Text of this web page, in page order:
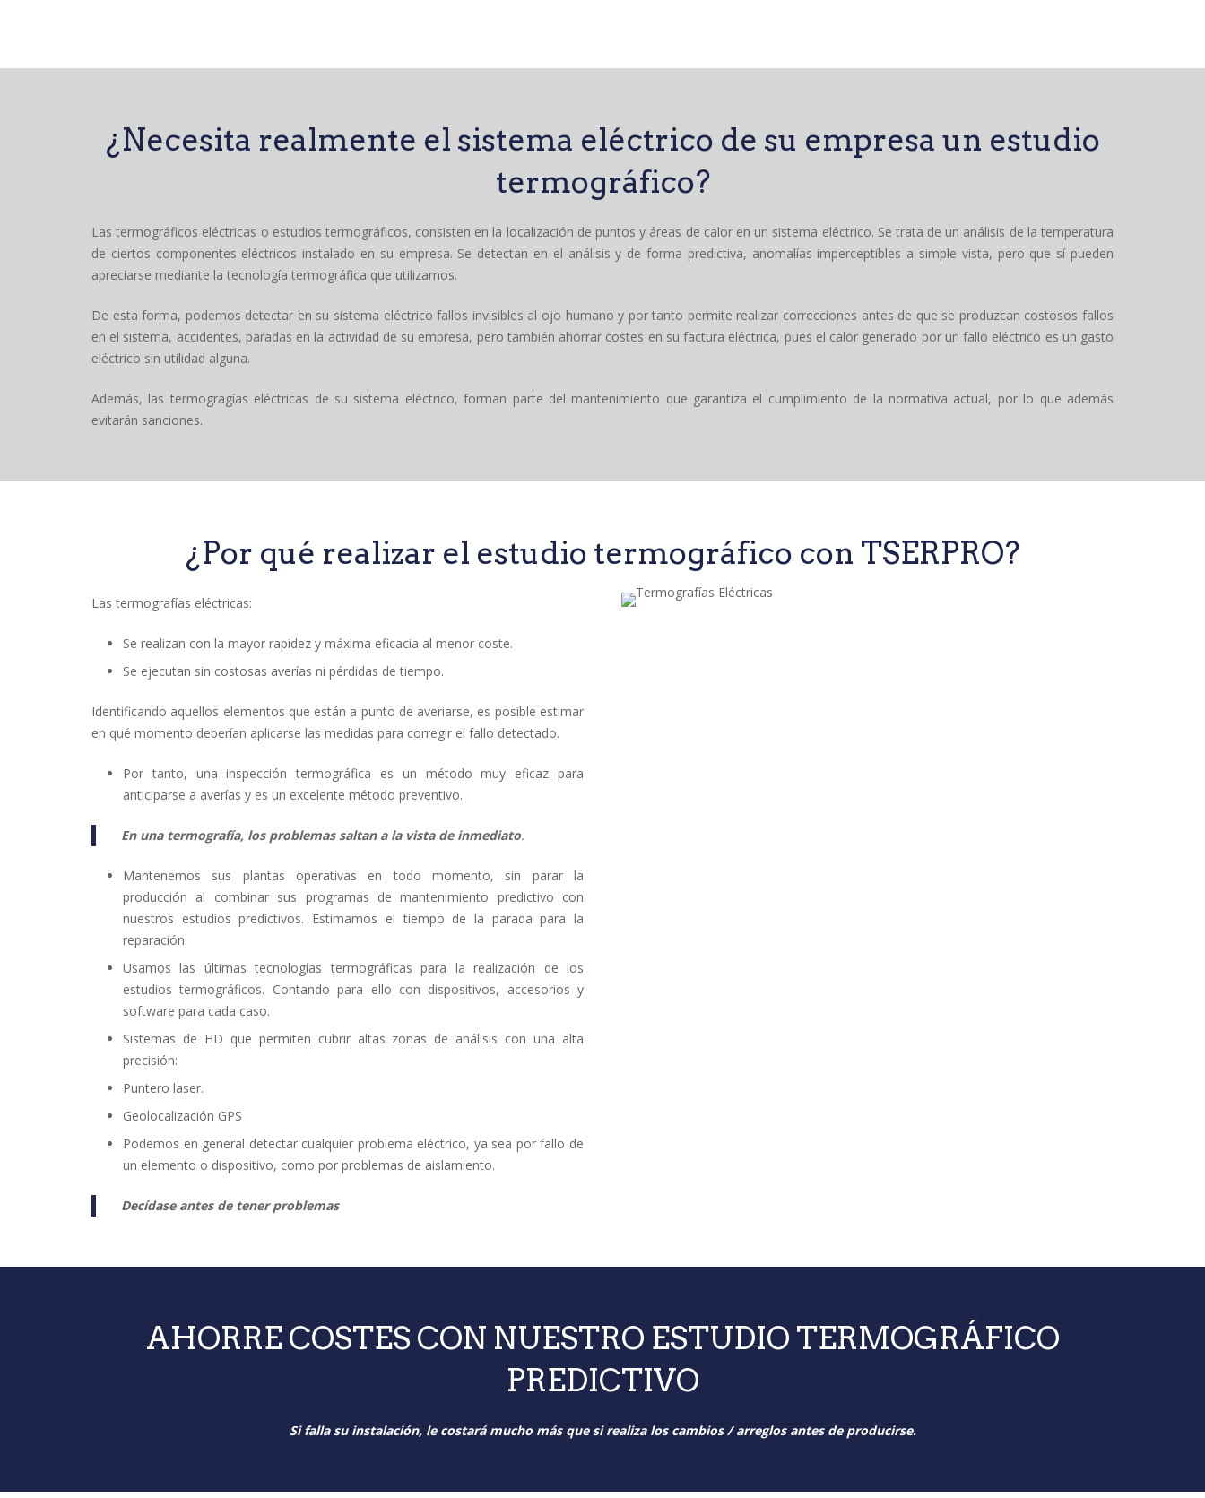
¿Necesita realmente el sistema eléctrico de su empresa un estudio
termográfico?
Las termográficos eléctricas o estudios termográficos, consisten en la localización de puntos y áreas de calor en un sistema eléctrico. Se trata de un análisis de la temperatura
de ciertos componentes eléctricos instalado en su empresa. Se detectan en el análisis y de forma predictiva, anomalías imperceptibles a simple vista, pero que sí pueden
apreciarse mediante la tecnología termográfica que utilizamos.
De esta forma, podemos detectar en su sistema eléctrico fallos invisibles al ojo humano y por tanto permite realizar correcciones antes de que se produzcan costosos fallos
en el sistema, accidentes, paradas en la actividad de su empresa, pero también ahorrar costes en su factura eléctrica, pues el calor generado por un fallo eléctrico es un gasto
eléctrico sin utilidad alguna.
Además, las termogragías eléctricas de su sistema eléctrico, forman parte del mantenimiento que garantiza el cumplimiento de la normativa actual, por lo que además
evitarán sanciones.
¿Por qué realizar el estudio termográfico con TSERPRO?
Las termografías eléctricas:
Se realizan con la mayor rapidez y máxima eficacia al menor coste.
Se ejecutan sin costosas averías ni pérdidas de tiempo.
Identificando aquellos elementos que están a punto de averiarse, es posible estimar
en qué momento deberían aplicarse las medidas para corregir el fallo detectado.
Por tanto, una inspección termográfica es un método muy eficaz para
anticiparse a averías y es un excelente método preventivo.
En una termografía, los problemas saltan a la vista de inmediato.
Mantenemos sus plantas operativas en todo momento, sin parar la
producción al combinar sus programas de mantenimiento predictivo con
nuestros estudios predictivos. Estimamos el tiempo de la parada para la
reparación.
Usamos las últimas tecnologías termográficas para la realización de los
estudios termográficos. Contando para ello con dispositivos, accesorios y
software para cada caso.
Sistemas de HD que permiten cubrir altas zonas de análisis con una alta
precisión:
Puntero laser.
Geolocalización GPS
Podemos en general detectar cualquier problema eléctrico, ya sea por fallo de
un elemento o dispositivo, como por problemas de aislamiento.
Decídase antes de tener problemas
AHORRE COSTES CON NUESTRO ESTUDIO TERMOGRÁFICO
PREDICTIVO
Si falla su instalación, le costará mucho más que si realiza los cambios / arreglos antes de producirse.